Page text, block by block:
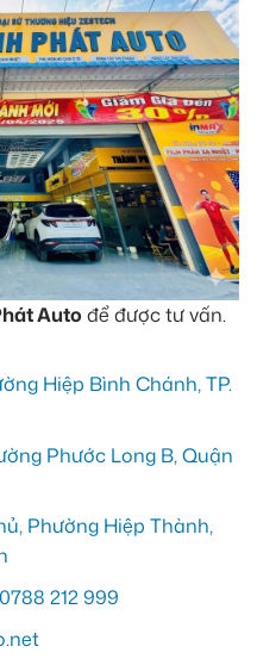
Auto để được tư vấn.
Hiệp Bình Chánh, TP.
Phước Long B, Quận
Phường Hiệp Thành,
0788 212 999